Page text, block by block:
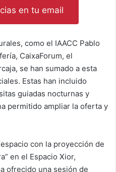
en tu email
como el IAACC Pablo
CaixaForum, el
se han sumado a esta
Estas han incluido
guiadas nocturnas y
permitido ampliar la oferta y
con la proyección de
en el Espacio Xior,
ofrecido una sesión de